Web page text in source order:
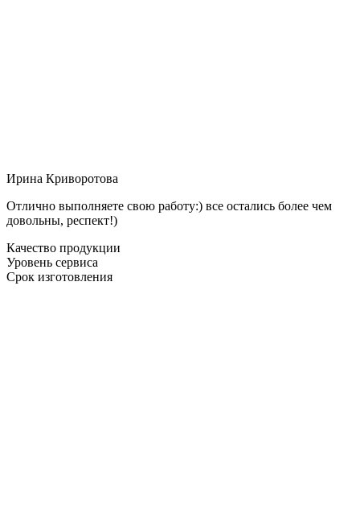
Ирина Криворотова
Отлично выполняете свою работу:) все остались более чем
довольны, респект!)
Качество продукции
Уровень сервиса
Срок изготовления